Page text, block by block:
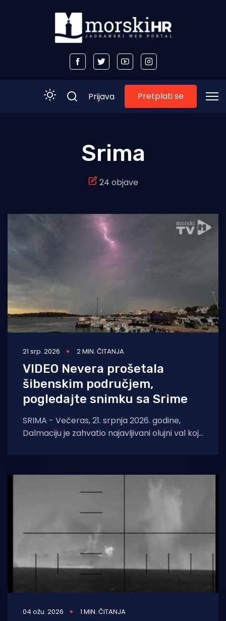
Ribolov
Ekologija
Tradicija i kultura
Prijava Pretplati se
Srima
24 objave
21 srp. 2026 2 MIN. ČITANJA
VIDEO Nevera prošetala
šibenskim područjem,
pogledajte snimku sa Srime
SRIMA - Večeras, 21. srpnja 2026. godine,
Dalmaciju je zahvatio najavljivani olujni val koji
nakon višednevnog
04 ožu. 2026 1 MIN. ČITANJA